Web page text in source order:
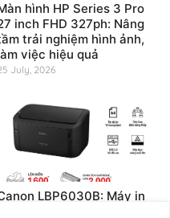
hình HP Series 3 Pro
inch FHD 327ph: Nâng
trải nghiệm hình ảnh,
việc hiệu quả
July, 2026
LBP6030B: Máy in